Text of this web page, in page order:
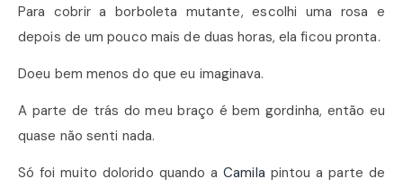
Para cobrir a borboleta mutante, escolhi uma rosa e
depois de um pouco mais de duas horas, ela ficou pronta.
Doeu bem menos do que eu imaginava.
A parte de trás do meu braço é bem gordinha, então eu
quase não senti nada.
Só foi muito dolorido quando aCamila pintou a parte de